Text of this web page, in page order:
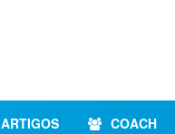
ARTIGOS COACH